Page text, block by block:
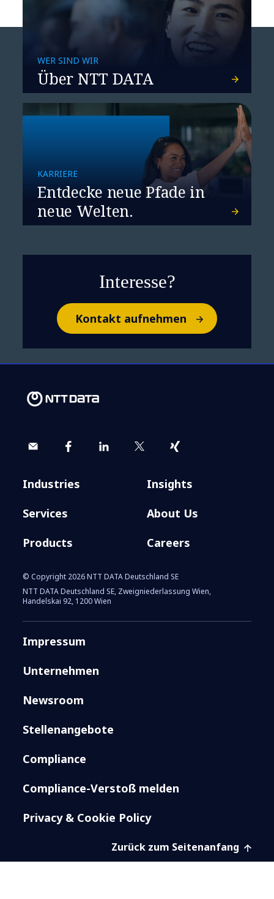
Marketing Transformation
Week - Aktuelle
Marketing-Trends und -
Themen
WER SIND WIR
Über NTT DATA
KARRIERE
Entdecke neue Pfade in
neue Welten.
Interesse?
Kontakt aufnehmen
Industries
Services
Products
Insights
About Us
Careers
© Copyright 2026 NTT DATA Deutschland SE
NTT DATA Deutschland SE, Zweigniederlassung Wien,
Handelskai 92, 1200 Wien
Impressum
Unternehmen
Newsroom
Stellenangebote
Compliance
Compliance-Verstoß melden
Privacy & Cookie Policy
Zurück zum Seitenanfang